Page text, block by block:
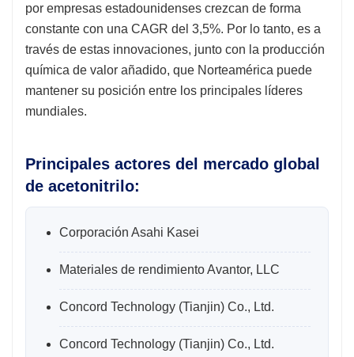
por empresas estadounidenses crezcan de forma
constante con una CAGR del 3,5%. Por lo tanto, es a
través de estas innovaciones, junto con la producción
química de valor añadido, que Norteamérica puede
mantener su posición entre los principales líderes
mundiales.
Principales actores del mercado global
de acetonitrilo:
Corporación Asahi Kasei
Materiales de rendimiento Avantor, LLC
Concord Technology (Tianjin) Co., Ltd.
Concord Technology (Tianjin) Co., Ltd.